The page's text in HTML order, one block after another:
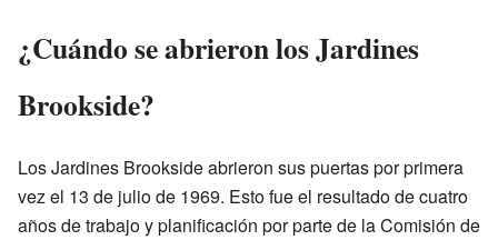
¿Cuándo se abrieron los Jardines
Brookside?
Los Jardines Brookside abrieron sus puertas por primera
vez el 13 de julio de 1969. Esto fue el resultado de cuatro
años de trabajo y planificación por parte de la Comisión de